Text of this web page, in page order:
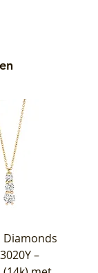
Diamonds
–